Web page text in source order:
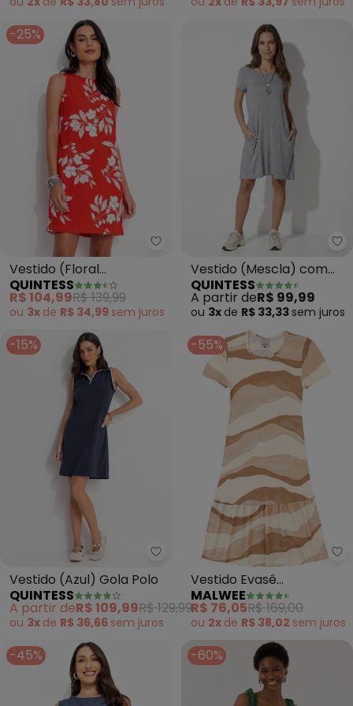
-25%
Quintess - Vestido (Floral
Vestido (Floral
Vermelho) em Viscose
Plana
QUINTESS
R$ 104,99R$ 139,99
ou 3x de R$ 34,99 sem juros
Vestido (Mescla) com
Bolsos e Mangas Curtas
QUINTESS
A partir deR$ 99,99
ou 3x de R$ 33,33 sem juros
-15%
Quintess - Vestido (Azul) Gola
Vestido (Azul) Gola Polo
QUINTESS
A partir deR$ 109,99R$ 129,99
ou 3x de R$ 36,66 sem juros
-55%
Vestido Evasê
Marmorizado (Areia)
MALWEE
R$ 76,05R$ 169,00
ou 2x de R$ 38,02 sem juros
-45% -60%